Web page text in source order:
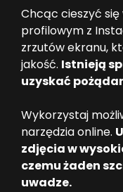
Chcąc cieszyć
profilowym z
zrzutów ekranu,
jakość. Istnieją
uzyskać
Wykorzystaj
narzędzia online.
zdjęcia w
czemu żaden
uwadze.